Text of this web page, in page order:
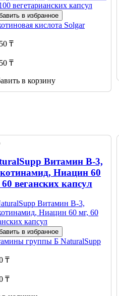
в избранное
кислота Solgar
₸
₸
в корзину
Витамин В-3,
Ниацин 60
веганских капсул
в избранное
группы Б NaturalSupp
₸
₸